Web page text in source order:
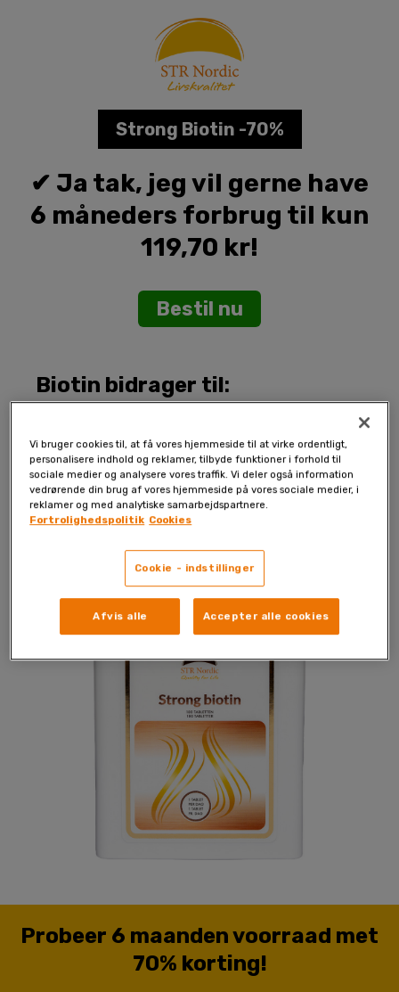
Strong Biotin -70%
✔ Ja tak, jeg vil gerne have
6 måneders forbrug til kun
119,70 kr!
Bestil nu
Biotin bidrager til:
vedligeholdelse af normalt hår, hud og
normalt energigivende stofskifte
normal funktion af nervesystemet
normalt makronæringsstofskifte
normale psykologiske funktioner
Probeer 6 maanden voorraad met
70% korting!
Vi bruger cookies til, at få vores hjemmeside til at virke ordentligt,
personalisere indhold og reklamer, tilbyde funktioner i forhold til
sociale medier og analysere vores traffik. Vi deler også information
vedrørende din brug af vores hjemmeside på vores sociale medier, i
reklamer og med analytiske samarbejdspartnere.
Fortrolighedspolitik Cookies
Cookie - indstillinger
Afvis alle Accepter alle cookies